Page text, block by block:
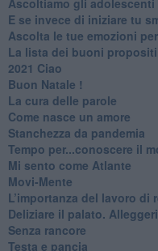
​E se invece di iniziare tu
​Ascolta le tue emozioni
​La lista dei buoni propositi
2021 Ciao
Buon Natale !
​La cura delle parole
​Come nasce un amore
Stanchezza da pandemia
​Tempo per...conoscere il
​Mi sento come Atlante
​Movi-Mente
​L’importanza del lavoro di
​Deliziare il palato.
​Senza rancore
​Testa e pancia